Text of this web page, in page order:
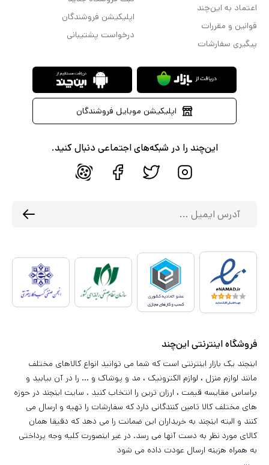
اعتماد به این‌چند
قوانین و مقررات
پیگیری سفارشات
اپلیکیشن فروشندگان
درخواست پشتیبانی
اپلیکیشن موبایل فروشندگان
این‌چند را در شبکه‌های اجتماعی دنبال کنید.
فروشگاه اینترنتی این‌چند
اینچند یک بازار اینترنتی است که شما می توانید انواع کالاهای مختلف
مانند لوازم منزل ، لوازم الکترونیک ، مد و پوشاک و ... را در آن بیابید و
براساس مقایسه قیمت ، ارزان ترین را انتخاب کنید . سایت اینچند در حوزه
های مختلف کالا تامین کنندگانی دارد که سفارشات را تهیه و ارسال می
کنند و البته اینچند به خریداران این ضمانت را می دهد که دقیقا همان
کالای مورد نظر به دست آنها می رسد. در غیر اینصورت کلیه وجه پرداختی
به همراه هزینه ارسال عودت داده می شود